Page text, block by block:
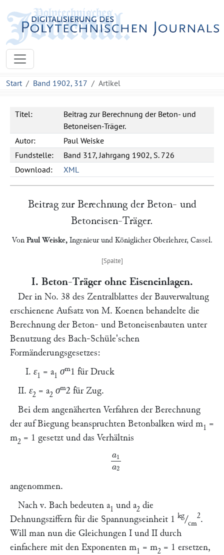
Start Band 1902, 317 Artikel
Titel:
Beitrag zur Berechnung der Beton- und
Betoneisen-Träger.
Autor:
Paul Weiske
Fundstelle:
Band 317, Jahrgang 1902, S. 726
Download:
XML
Beitrag zur Berechnung der Beton- und
Betoneisen-Träger.
Von Paul Weiske,Ingenieur und Königlicher Oberlehrer, Cassel.
I. Beton-Träger ohne Eiseneinlagen.
Der in No. 38 des Zentralblattes der Bauverwaltung
erschienene Aufsatz von M. Koenen behandelte die
Berechnung der Beton- und Betoneisenbauten unter
Benutzung des Bach-Schüle'schen
Formänderungsgesetzes:
I. ε1 = a1 σm1 für Druck
II. ε2 = a2 σm2 für Zug.
Bei dem angenäherten Verfahren der Berechnung
der auf Biegung beanspruchten Betonbalken wird m1 =
m2 = 1 gesetzt und das Verhältnis
1a
angenommen.
Nach v. Bach bedeuten a1 und a2 die
Dehnungsziffern für die Spannungseinheit 1 kg/cm
2.
Will man nun die Gleichungen I und II durch
einfachere mit den Exponenten m1 = m2 = 1 ersetzen,